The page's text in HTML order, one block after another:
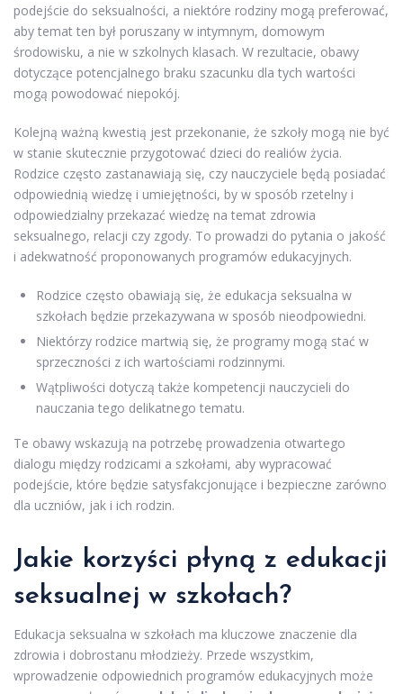
podejście do seksualności, a niektóre rodziny mogą preferować,
aby temat ten był poruszany w intymnym, domowym
środowisku, a nie w szkolnych klasach. W rezultacie, obawy
dotyczące potencjalnego braku szacunku dla tych wartości
mogą powodować niepokój.
Kolejną ważną kwestią jest przekonanie, że szkoły mogą nie być
w stanie skutecznie przygotować dzieci do realiów życia.
Rodzice często zastanawiają się, czy nauczyciele będą posiadać
odpowiednią wiedzę i umiejętności, by w sposób rzetelny i
odpowiedzialny przekazać wiedzę na temat zdrowia
seksualnego, relacji czy zgody. To prowadzi do pytania o jakość
i adekwatność proponowanych programów edukacyjnych.
Rodzice często obawiają się, że edukacja seksualna w
szkołach będzie przekazywana w sposób nieodpowiedni.
Niektórzy rodzice martwią się, że programy mogą stać w
sprzeczności z ich wartościami rodzinnymi.
Wątpliwości dotyczą także kompetencji nauczycieli do
nauczania tego delikatnego tematu.
Te obawy wskazują na potrzebę prowadzenia otwartego
dialogu między rodzicami a szkołami, aby wypracować
podejście, które będzie satysfakcjonujące i bezpieczne zarówno
dla uczniów, jak i ich rodzin.
Jakie korzyści płyną z edukacji
seksualnej w szkołach?
Edukacja seksualna w szkołach ma kluczowe znaczenie dla
zdrowia i dobrostanu młodzieży. Przede wszystkim,
wprowadzenie odpowiednich programów edukacyjnych może